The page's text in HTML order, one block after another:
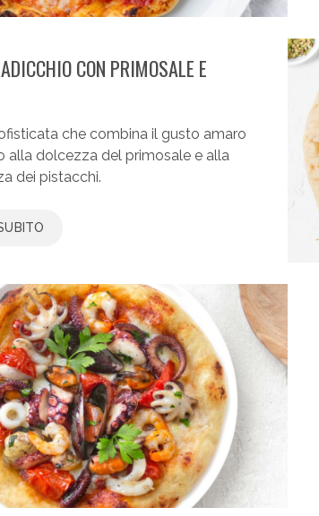
CON PRIMOSALE E
che combina il gusto amaro
alla dolcezza del primosale e alla
dei pistacchi.